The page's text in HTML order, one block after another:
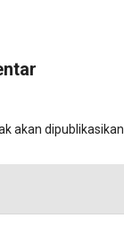
akan dipublikasikan.